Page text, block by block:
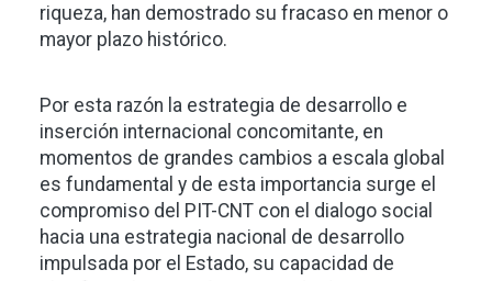
riqueza, han demostrado su fracaso en menor o
mayor plazo histórico.
Por esta razón la estrategia de desarrollo e
inserción internacional concomitante, en
momentos de grandes cambios a escala global
es fundamental y de esta importancia surge el
compromiso del PIT-CNT con el dialogo social
hacia una estrategia nacional de desarrollo
impulsada por el Estado, su capacidad de